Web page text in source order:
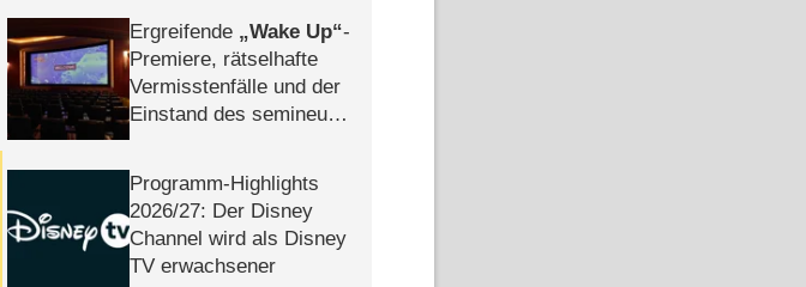
Ergreifende Wake Up -
Premiere, rätselhafte
Vermisstenfälle und der
Einstand des semineuen
Programm-Highlights
2026/​27: Der Disney
Channel wird als Disney
TV erwachsener